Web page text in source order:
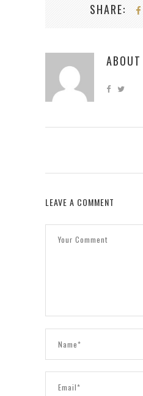
SHARE:
ABOUT
LEAVE A COMMENT